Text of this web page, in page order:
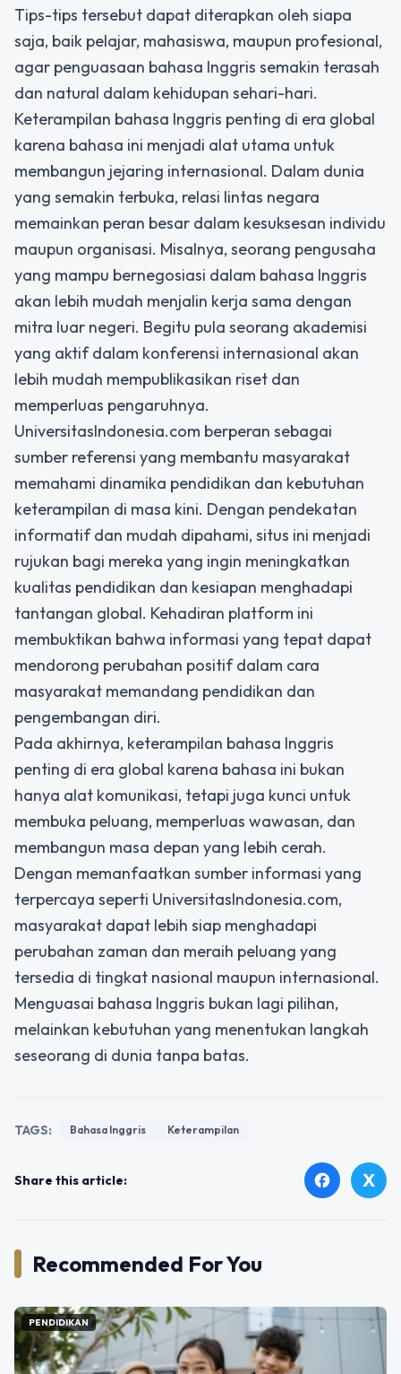
Tips-tips tersebut dapat diterapkan oleh siapa
saja, baik pelajar, mahasiswa, maupun profesional,
agar penguasaan bahasa Inggris semakin terasah
dan natural dalam kehidupan sehari-hari.
Keterampilan bahasa Inggris penting di era global
karena bahasa ini menjadi alat utama untuk
membangun jejaring internasional. Dalam dunia
yang semakin terbuka, relasi lintas negara
memainkan peran besar dalam kesuksesan individu
maupun organisasi. Misalnya, seorang pengusaha
yang mampu bernegosiasi dalam bahasa Inggris
akan lebih mudah menjalin kerja sama dengan
mitra luar negeri. Begitu pula seorang akademisi
yang aktif dalam konferensi internasional akan
lebih mudah mempublikasikan riset dan
memperluas pengaruhnya.
UniversitasIndonesia.com berperan sebagai
sumber referensi yang membantu masyarakat
memahami dinamika pendidikan dan kebutuhan
keterampilan di masa kini. Dengan pendekatan
informatif dan mudah dipahami, situs ini menjadi
rujukan bagi mereka yang ingin meningkatkan
kualitas pendidikan dan kesiapan menghadapi
tantangan global. Kehadiran platform ini
membuktikan bahwa informasi yang tepat dapat
mendorong perubahan positif dalam cara
masyarakat memandang pendidikan dan
pengembangan diri.
Pada akhirnya, keterampilan bahasa Inggris
penting di era global karena bahasa ini bukan
hanya alat komunikasi, tetapi juga kunci untuk
membuka peluang, memperluas wawasan, dan
membangun masa depan yang lebih cerah.
Dengan memanfaatkan sumber informasi yang
terpercaya seperti UniversitasIndonesia.com,
masyarakat dapat lebih siap menghadapi
perubahan zaman dan meraih peluang yang
tersedia di tingkat nasional maupun internasional.
Menguasai bahasa Inggris bukan lagi pilihan,
melainkan kebutuhan yang menentukan langkah
seseorang di dunia tanpa batas.
TAGS: Bahasa Inggris Keterampilan
Share this article: facebook X
Recommended For You
PENDIDIKAN